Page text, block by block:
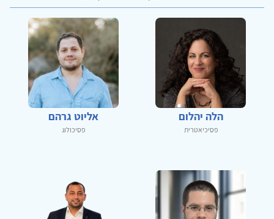
הלה יהלום
פסיכיאטרית
אליוט גרהם
פסיכולוג